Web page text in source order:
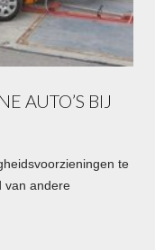
AUTO’S BIJ
te
van andere
zusterorganisaties.